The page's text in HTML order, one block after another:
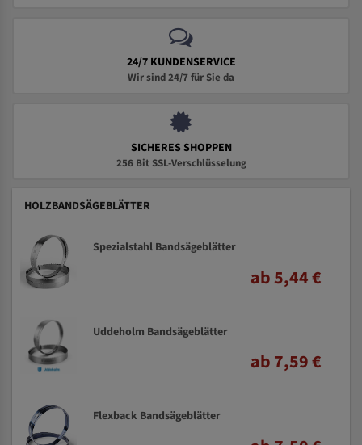
24/7 KUNDENSERVICE
Wir sind 24/7 für Sie da
SICHERES SHOPPEN
256 Bit SSL-Verschlüsselung
HOLZBANDSÄGEBLÄTTER
Spezialstahl Bandsägeblätter
ab 5,44 €
Uddeholm Bandsägeblätter
ab 7,59 €
Flexback Bandsägeblätter